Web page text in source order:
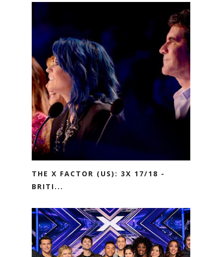
THE X FACTOR (US): 3X 17/18 -
BRITI...